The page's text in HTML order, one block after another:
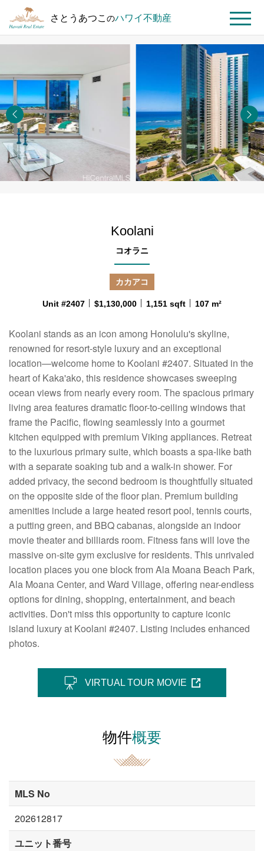
さとうあつこのハワイ不動産 MENU
ト
プ
ー
ジ
ハ
イ
動
産
を
探
す
Koolani
Koolani
Koolani
コオラニ
カカアコ
Unit #2407 $1,130,000 1,151 sqft 107 m²
Koolani stands as an icon among Honolulu's skyline,
renowned for resort-style luxury and an exceptional
location—welcome home to Koolani #2407. Situated in the
heart of Kaka'ako, this residence showcases sweeping
ocean views from nearly every room. The spacious primary
living area features dramatic floor-to-ceiling windows that
frame the Pacific, flowing seamlessly into a gourmet
kitchen equipped with premium Viking appliances. Retreat
to the luxurious primary suite, which boasts a spa-like bath
with a separate soaking tub and a walk-in shower. For
added privacy, the second bedroom is thoughtfully situated
on the opposite side of the floor plan. Premium building
amenities include a large heated resort pool, tennis courts,
a putting green, and BBQ cabanas, alongside an indoor
movie theater and billiards room. Fitness fans will love the
massive on-site gym exclusive for residents. This unrivaled
location places you one block from Ala Moana Beach Park,
Ala Moana Center, and Ward Village, offering near-endless
options for dining, shopping, entertainment, and beach
activities. Don't miss this opportunity to capture iconic
island luxury at Koolani #2407. Listing includes enhanced
photos.
VIRTUAL TOUR MOVIE
物件概要
MLS No
202612817
ユニット番号